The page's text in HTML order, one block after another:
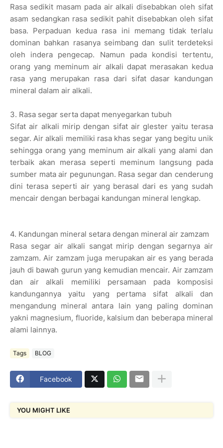
Rasa sedikit masam pada air alkali disebabkan oleh sifat
asam sedangkan rasa sedikit pahit disebabkan oleh sifat
basa. Perpaduan kedua rasa ini memang tidak terlalu
dominan bahkan rasanya seimbang dan sulit terdeteksi
oleh indera pengecap. Namun pada kondisi tertentu,
orang yang meminum air alkali dapat merasakan kedua
rasa yang merupakan rasa dari sifat dasar kandungan
mineral dalam air alkali.
3. Rasa segar serta dapat menyegarkan tubuh
Sifat air alkali mirip dengan sifat air glester yaitu terasa
segar. Air alkali memiliki rasa khas segar yang begitu unik
sehingga orang yang meminum air alkali yang alami dan
terbaik akan merasa seperti meminum langsung pada
sumber mata air pegunungan. Rasa segar dan cenderung
dini terasa seperti air yang berasal dari es yang sudah
mencair dengan berbagai kandungan mineral lengkap.
4. Kandungan mineral setara dengan mineral air zamzam
Rasa segar air alkali sangat mirip dengan segarnya air
zamzam. Air zamzam juga merupakan air es yang berada
jauh di bawah gurun yang kemudian mencair. Air zamzam
dan air alkali memiliki persamaan pada komposisi
kandungannya yaitu yang pertama sifat alkali dan
mengandung mineral antara lain yang paling dominan
yakni magnesium, fluoride, kalsium dan beberapa mineral
alami lainnya.
Tags BLOG
Facebook
YOU MIGHT LIKE